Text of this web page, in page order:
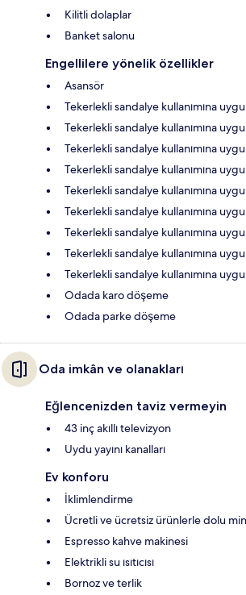
Kilitli dolaplar
Banket salonu
Engellilere yönelik özellikler
Asansör
Tekerlekli sandalye kullanımına
Tekerlekli sandalye kullanımına
Tekerlekli sandalye kullanımına
Tekerlekli sandalye kullanımına
Tekerlekli sandalye kullanımına
Tekerlekli sandalye kullanımına
Tekerlekli sandalye kullanımına
Tekerlekli sandalye kullanımına
Tekerlekli sandalye kullanımına
Odada karo döşeme
Odada parke döşeme
Oda imkân ve olanakları
Eğlencenizden taviz vermeyin
43 inç akıllı televizyon
Uydu yayını kanalları
Ev konforu
İklimlendirme
Ücretli ve ücretsiz ürünlerle dolu
Espresso kahve makinesi
Elektrikli su ısıtıcısı
Bornoz ve terlik